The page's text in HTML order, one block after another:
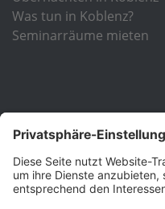
Was tun in Koblenz?
Seminarräume mieten
Unsere Einrichtung ist
Akkreditierungs- und
Arbeitsförderung (AZAV)